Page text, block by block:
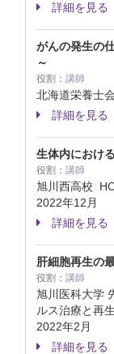
詳細を見る
がんの発生の
～
役割： 講師
北海道栄養士
詳細を見る
生体内におけ
役割： 講師
旭川西高校
2022年12月
詳細を見る
肝細胞再生の
役割： 講師
旭川医科大学
ルス治療と再
2022年2月
詳細を見る